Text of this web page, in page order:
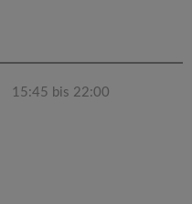
15:45 bis 22:00